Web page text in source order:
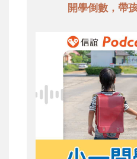
開學倒數，帶